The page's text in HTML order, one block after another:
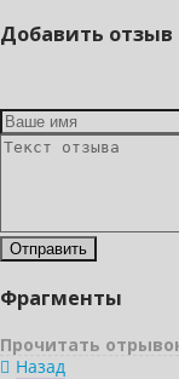
Добавить отзыв
Фрагменты
Прочитать
Назад